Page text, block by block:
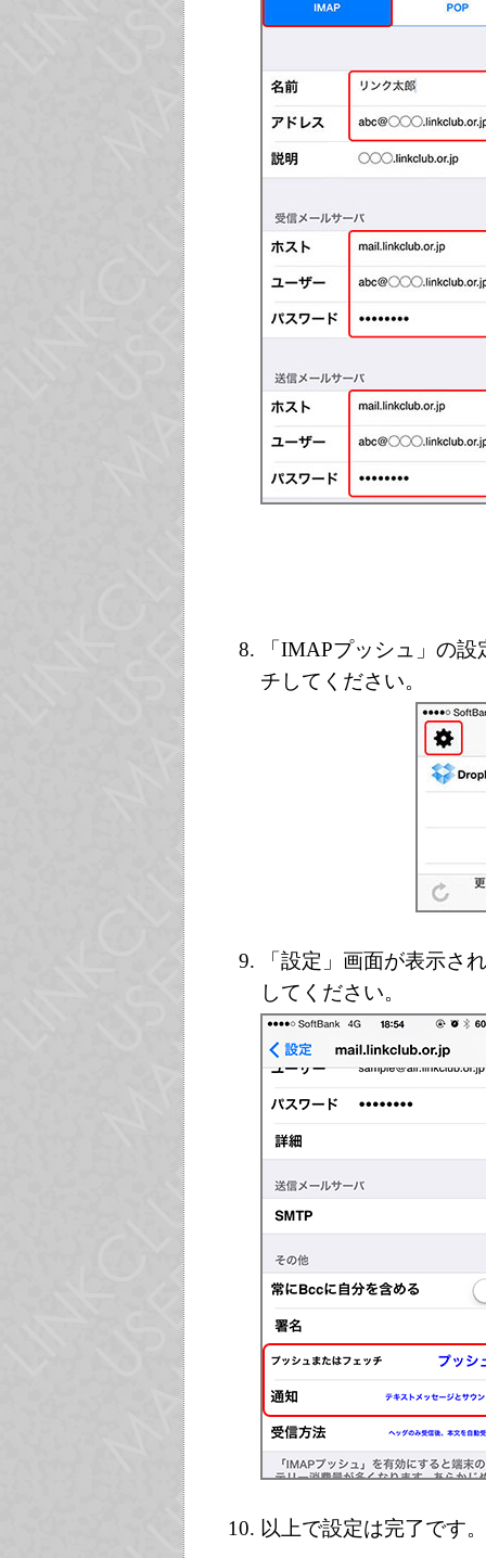
「IMAPプッシュ」の
チしてください。
「設定」画面が表示さ
してください。
以上で設定は完了です。